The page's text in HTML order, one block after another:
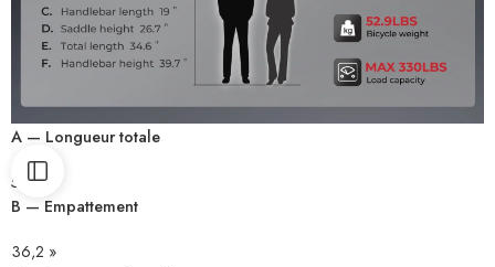
A — Longueur totale
50,7 »
B — Empattement
36,2 »